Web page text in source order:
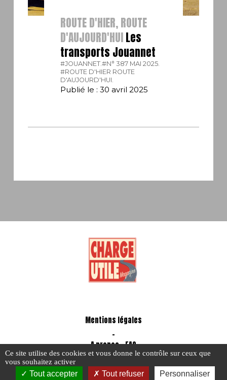
ROUTE D'HIER, ROUTE
D'AUJOURD'HUILes
transports Jouannet
#JOUANNET.#N° 387 MAI 2025.
#ROUTE D'HIER ROUTE
D'AUJOURD'HUI.
Publié le : 30 avril 2025
Mentions légales
-
A propos - FAQ
Ce site utilise des cookies et vous donne le contrôle sur ceux que
vous souhaitez activer
Tout accepter Tout refuser Personnaliser